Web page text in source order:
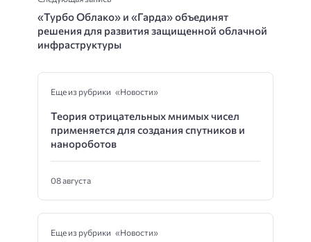
«Турбо Облако» и «Гарда» объединят
решения для развития защищенной облачной
инфраструктуры
Еще из рубрики «Новости»
Теория отрицательных мнимых чисел
применяется для создания спутников и
нанороботов
08 августа
Еще из рубрики «Новости»